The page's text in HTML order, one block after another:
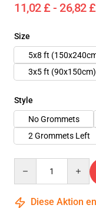
11,02 £ - 26,82 £
Size
5x8 ft
3x5 ft (90x150cm)
Style
No Grommets
2 Grommets Left
Diese Aktion